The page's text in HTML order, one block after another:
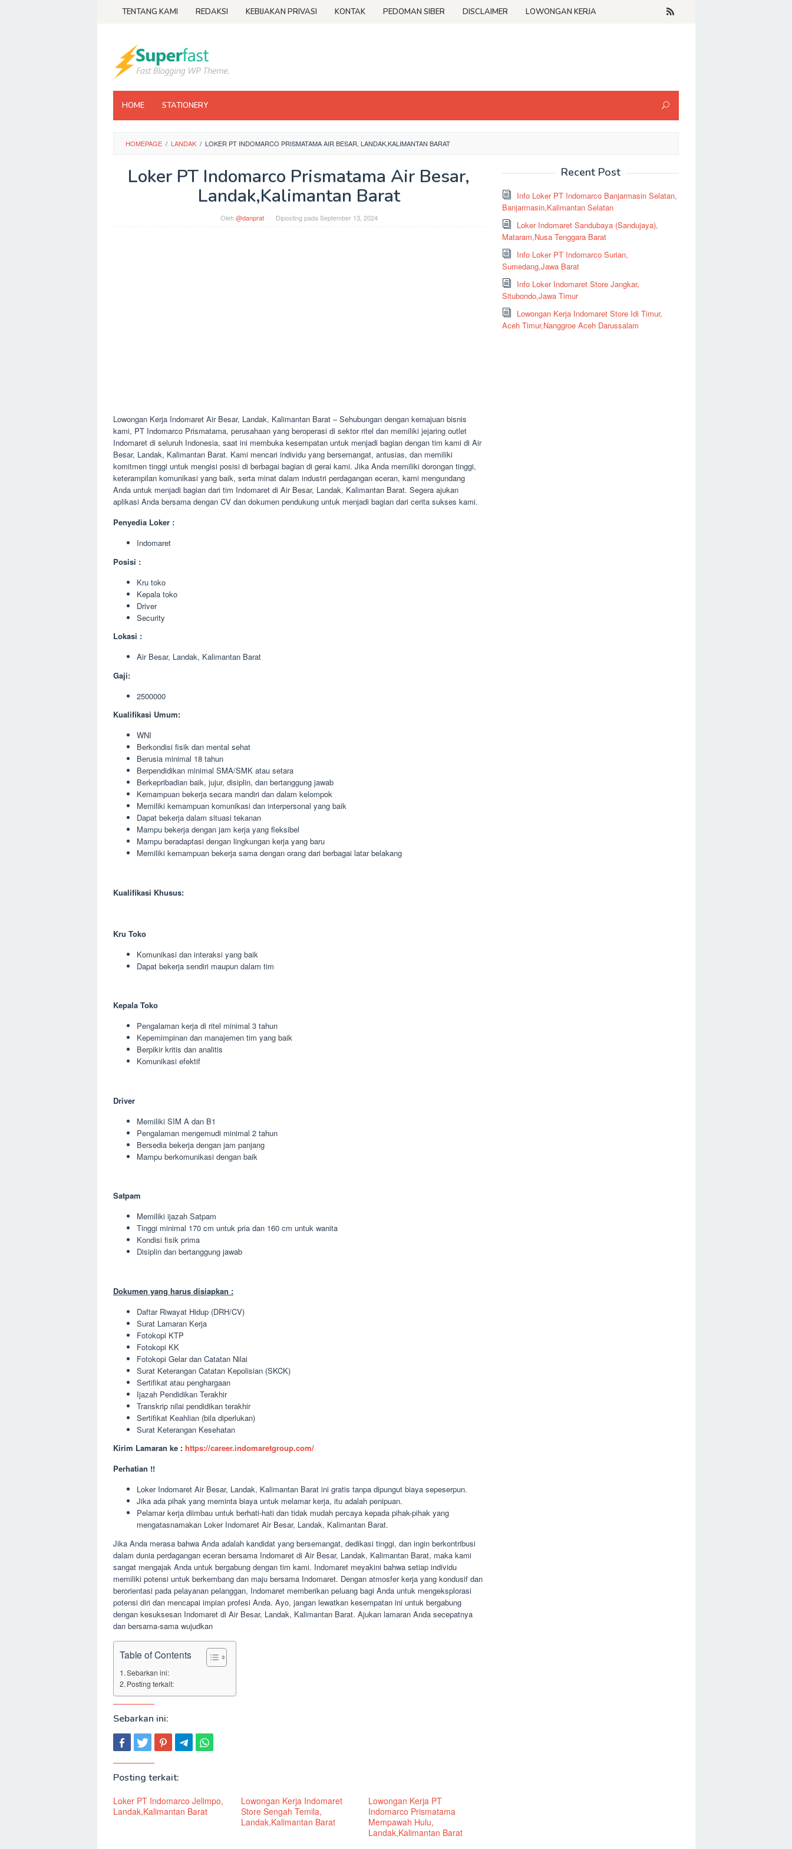
TENTANG KAMI REDAKSI KEBIJAKAN PRIVASI KONTAK PEDOMAN SIBER DISCLAIMER LOWONGAN KERJA
HOME STATIONERY
HOMEPAGE / LANDAK / LOKER PT INDOMARCO PRISMATAMA AIR BESAR, LANDAK,KALIMANTAN BARAT
Loker PT Indomarco Prismatama Air Besar,
Landak,Kalimantan Barat
Oleh@danprat Diposting pada September 13, 2024
Lowongan Kerja Indomaret Air Besar, Landak, Kalimantan Barat – Sehubungan dengan kemajuan bisnis
kami, PT Indomarco Prismatama, perusahaan yang beroperasi di sektor ritel dan memiliki jejaring outlet
Indomaret di seluruh Indonesia, saat ini membuka kesempatan untuk menjadi bagian dengan tim kami di Air
Besar, Landak, Kalimantan Barat. Kami mencari individu yang bersemangat, antusias, dan memiliki
komitmen tinggi untuk mengisi posisi di berbagai bagian di gerai kami. Jika Anda memiliki dorongan tinggi,
keterampilan komunikasi yang baik, serta minat dalam industri perdagangan eceran, kami mengundang
Anda untuk menjadi bagian dari tim Indomaret di Air Besar, Landak, Kalimantan Barat. Segera ajukan
aplikasi Anda bersama dengan CV dan dokumen pendukung untuk menjadi bagian dari cerita sukses kami.
Penyedia Loker :
Indomaret
Posisi :
Kru toko
Kepala toko
Driver
Security
Lokasi :
Air Besar, Landak, Kalimantan Barat
Gaji:
2500000
Kualifikasi Umum:
WNI
Berkondisi fisik dan mental sehat
Berusia minimal 18 tahun
Berpendidikan minimal SMA/SMK atau setara
Berkepribadian baik, jujur, disiplin, dan bertanggung jawab
Kemampuan bekerja secara mandiri dan dalam kelompok
Memiliki kemampuan komunikasi dan interpersonal yang baik
Dapat bekerja dalam situasi tekanan
Mampu bekerja dengan jam kerja yang fleksibel
Mampu beradaptasi dengan lingkungan kerja yang baru
Memiliki kemampuan bekerja sama dengan orang dari berbagai latar belakang
Kualifikasi Khusus:
Kru Toko
Komunikasi dan interaksi yang baik
Dapat bekerja sendiri maupun dalam tim
Kepala Toko
Pengalaman kerja di ritel minimal 3 tahun
Kepemimpinan dan manajemen tim yang baik
Berpikir kritis dan analitis
Komunikasi efektif
Driver
Memiliki SIM A dan B1
Pengalaman mengemudi minimal 2 tahun
Bersedia bekerja dengan jam panjang
Mampu berkomunikasi dengan baik
Satpam
Memiliki ijazah Satpam
Tinggi minimal 170 cm untuk pria dan 160 cm untuk wanita
Kondisi fisik prima
Disiplin dan bertanggung jawab
Dokumen yang harus disiapkan :
Daftar Riwayat Hidup (DRH/CV)
Surat Lamaran Kerja
Fotokopi KTP
Fotokopi KK
Fotokopi Gelar dan Catatan Nilai
Surat Keterangan Catatan Kepolisian (SKCK)
Sertifikat atau penghargaan
Ijazah Pendidikan Terakhir
Transkrip nilai pendidikan terakhir
Sertifikat Keahlian (bila diperlukan)
Surat Keterangan Kesehatan
Kirim Lamaran ke : https://career.indomaretgroup.com/
Perhatian !!
Loker Indomaret Air Besar, Landak, Kalimantan Barat ini gratis tanpa dipungut biaya sepeserpun.
Jika ada pihak yang meminta biaya untuk melamar kerja, itu adalah penipuan.
Pelamar kerja diimbau untuk berhati-hati dan tidak mudah percaya kepada pihak-pihak yang
mengatasnamakan Loker Indomaret Air Besar, Landak, Kalimantan Barat.
Jika Anda merasa bahwa Anda adalah kandidat yang bersemangat, dedikasi tinggi, dan ingin berkontribusi
dalam dunia perdagangan eceran bersama Indomaret di Air Besar, Landak, Kalimantan Barat, maka kami
sangat mengajak Anda untuk bergabung dengan tim kami. Indomaret meyakini bahwa setiap individu
memiliki potensi untuk berkembang dan maju bersama Indomaret. Dengan atmosfer kerja yang kondusif dan
berorientasi pada pelayanan pelanggan, Indomaret memberikan peluang bagi Anda untuk mengeksplorasi
potensi diri dan mencapai impian profesi Anda. Ayo, jangan lewatkan kesempatan ini untuk bergabung
dengan kesuksesan Indomaret di Air Besar, Landak, Kalimantan Barat. Ajukan lamaran Anda secepatnya
dan bersama-sama wujudkan
Table of Contents
Sebarkan ini:
Posting terkait:
Sebarkan ini:
Posting terkait:
Loker PT Indomarco Jelimpo,
Landak,Kalimantan Barat
Lowongan Kerja Indomaret
Store Sengah Temila,
Landak,Kalimantan Barat
Lowongan Kerja PT
Indomarco Prismatama
Mempawah Hulu,
Landak,Kalimantan Barat
Recent Post
Info Loker PT Indomarco Banjarmasin Selatan,
Banjarmasin,Kalimantan Selatan
Loker Indomaret Sandubaya (Sandujaya),
Mataram,Nusa Tenggara Barat
Info Loker PT Indomarco Surian,
Sumedang,Jawa Barat
Info Loker Indomaret Store Jangkar,
Situbondo,Jawa Timur
Lowongan Kerja Indomaret Store Idi Timur,
Aceh Timur,Nanggroe Aceh Darussalam